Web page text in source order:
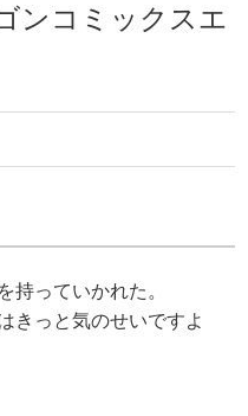
ンコミックスエ
持っていかれた。
きっと気のせいですよ